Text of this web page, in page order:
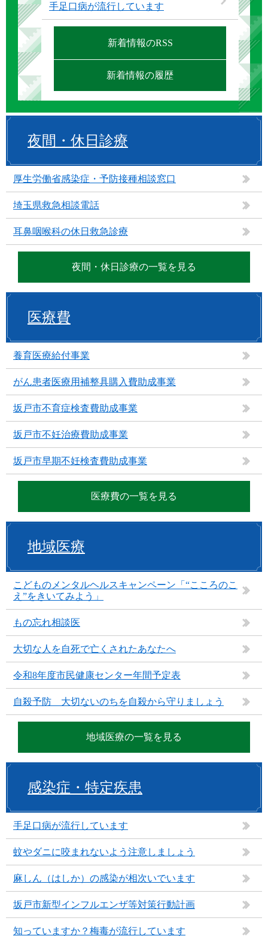
手足口病が流行しています
新着情報のRSS
新着情報の履歴
夜間・休日診療
厚生労働省感染症・予防接種相談窓口
埼玉県救急相談電話
耳鼻咽喉科の休日救急診療
夜間・休日診療の一覧を見る
医療費
養育医療給付事業
がん患者医療用補整具購入費助成事業
坂戸市不育症検査費助成事業
坂戸市不妊治療費助成事業
坂戸市早期不妊検査費助成事業
医療費の一覧を見る
地域医療
こどものメンタルヘルスキャンペーン「“こころのこ
え”をきいてみよう」
もの忘れ相談医
大切な人を自死で亡くされたあなたへ
令和8年度市民健康センター年間予定表
自殺予防 大切ないのちを自殺から守りましょう
地域医療の一覧を見る
感染症・特定疾患
手足口病が流行しています
蚊やダニに咬まれないよう注意しましょう
麻しん（はしか）の感染が相次いでいます
坂戸市新型インフルエンザ等対策行動計画
知っていますか？梅毒が流行しています